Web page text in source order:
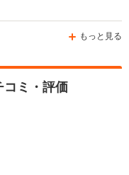
もっと見る
コミ・評価